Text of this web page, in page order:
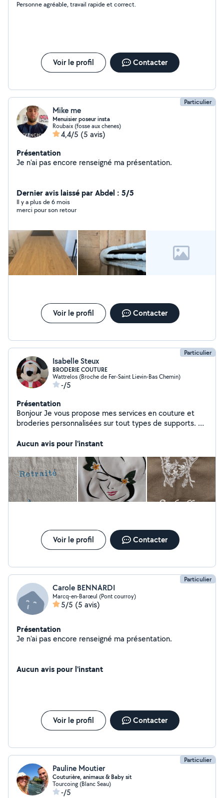
exetera.....
Personne agréable, travail rapide et correct.
Voir le profil Contacter
Particulier
Mike me
Menuisier poseur insta
Roubaix (fosse aux chenes)
4,4/5 (5 avis)
Présentation
Je n'ai pas encore renseigné ma présentation.
Dernier avis laissé par Abdel : 5/5
Il y a plus de 6 mois
merci pour son retour
Voir le profil Contacter
Particulier
Isabelle Steux
BRODERIE COUTURE
Wattrelos (Broche de Fer-Saint Lievin-Bas Chemin)
-/5
Présentation
Bonjour Je vous propose mes services en couture et
broderies personnalisées sur tout types de supports. A
Aucun avis pour l'instant
Voir le profil Contacter
Particulier
Carole BENNARDI
Marcq-en-Barœul (Pont courroy)
5/5 (5 avis)
Présentation
Je n'ai pas encore renseigné ma présentation.
Aucun avis pour l'instant
Voir le profil Contacter
Particulier
Pauline Moutier
Couturière, animaux & Baby sit
Tourcoing (Blanc Seau)
-/5